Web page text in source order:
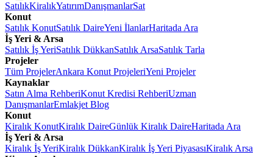
SatılıkKiralıkYatırımDanışmanlarSat
Konut
Satılık KonutSatılık DaireYeni İlanlarHaritada Ara
İş Yeri & Arsa
Satılık İş YeriSatılık DükkanSatılık ArsaSatılık Tarla
Projeler
Tüm ProjelerAnkara Konut ProjeleriYeni Projeler
Kaynaklar
Satın Alma RehberiKonut Kredisi RehberiUzman
DanışmanlarEmlakjet Blog
Konut
Kiralık KonutKiralık DaireGünlük Kiralık DaireHaritada Ara
İş Yeri & Arsa
Kiralık İş YeriKiralık DükkanKiralık İş Yeri PiyasasıKiralık Arsa